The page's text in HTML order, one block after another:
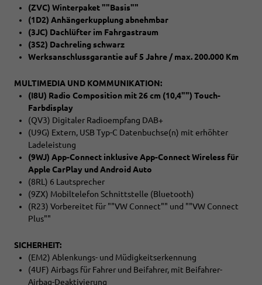
(ZVC) Winterpaket ""Basis""
(1D2) Anhängerkupplung abnehmbar
(3JC) Dachlüfter im Fahrgastraum
(3S2) Dachreling schwarz
Werksanschlussgarantie auf 5 Jahre / max. 200.000 Km
MULTIMEDIA UND KOMMUNIKATION:
(I8U) Radio Composition mit 26 cm (10,4"") Touch-
Farbdisplay
(QV3) Digitaler Radioempfang DAB+
(U9G) Extern, USB Typ-C Datenbuchse(n) mit erhöhter
Ladeleistung
(9WJ) App-Connect inklusive App-Connect Wireless für
Apple CarPlay und Android Auto
(8RL) 6 Lautsprecher
(9ZX) Mobiltelefon Schnittstelle (Bluetooth)
(R23) Vorbereitet für ""VW Connect"" und ""VW Connect
Plus""
SICHERHEIT:
(EM2) Ablenkungs- und Müdigkeitserkennung
(4UF) Airbags für Fahrer und Beifahrer, mit Beifahrer-
Airbag-Deaktivierung